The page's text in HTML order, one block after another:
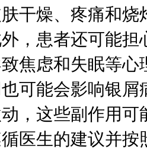
干燥、疼痛和
，患者还可能
焦虑和失眠等心
可能会影响银
，这些副作用
医生的建议并按